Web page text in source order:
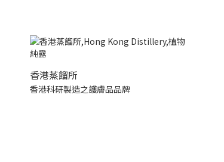
香港蒸餾所
香港科研製造之護膚品品牌